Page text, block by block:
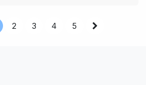
2 3 4 5